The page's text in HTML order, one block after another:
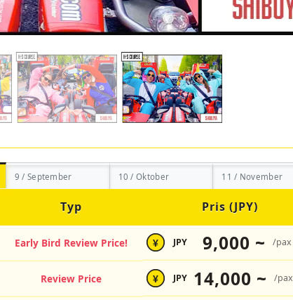
9 / September 10 / Oktober 11 / November
Typ Pris (JPY)
Early Bird Review Price! ¥ JPY 9,000 ~ /pax
Review Price ¥ JPY 14,000 ~ /pax